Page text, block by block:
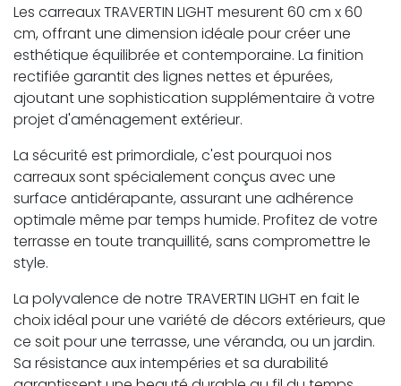
Les carreaux TRAVERTIN LIGHT mesurent 60 cm x 60
cm, offrant une dimension idéale pour créer une
esthétique équilibrée et contemporaine. La finition
rectifiée garantit des lignes nettes et épurées,
ajoutant une sophistication supplémentaire à votre
projet d'aménagement extérieur.
La sécurité est primordiale, c'est pourquoi nos
carreaux sont spécialement conçus avec une
surface antidérapante, assurant une adhérence
optimale même par temps humide. Profitez de votre
terrasse en toute tranquillité, sans compromettre le
style.
La polyvalence de notre TRAVERTIN LIGHT en fait le
choix idéal pour une variété de décors extérieurs, que
ce soit pour une terrasse, une véranda, ou un jardin.
Sa résistance aux intempéries et sa durabilité